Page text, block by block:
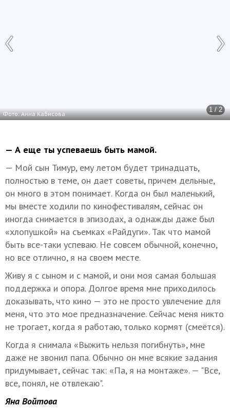
1 / 2
Фото: Анна Кабисова
— А еще ты успеваешь быть мамой.
— Мой сын Тимур, ему летом будет тринадцать,
полностью в теме, он дает советы, причем дельные,
он много в этом понимает. Когда он был маленький,
мы вместе ходили по кинофестивалям, сейчас он
иногда снимается в эпизодах, а однажды даже был
«хлопушкой» на съемках «Райдуги». Так что мамой
быть все-таки успеваю. Не совсем обычной, конечно,
но все отлично, я на своем месте.
Живу я с сыном и с мамой, и они моя самая большая
поддержка и опора. Долгое время мне приходилось
доказывать, что кино — это не просто увлечение для
меня, что это мое предназначение. Сейчас меня никто
не трогает, когда я работаю, только кормят (смеётся).
Когда я снимала «Выжить нельзя погибнуть», мне
даже не звонил папа. Обычно он мне всякие задания
придумывает, сейчас так: «Па, я на монтаже». — "Все,
все, понял, не отвлекаю".
Яна Войтова